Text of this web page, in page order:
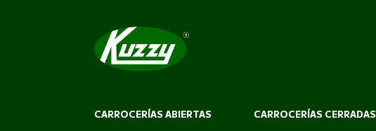
CARROCERÍAS ABIERTAS CARROCERÍAS CERRADAS